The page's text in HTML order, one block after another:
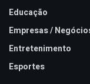
Educação
Empresas /
Entretenimento
Esportes